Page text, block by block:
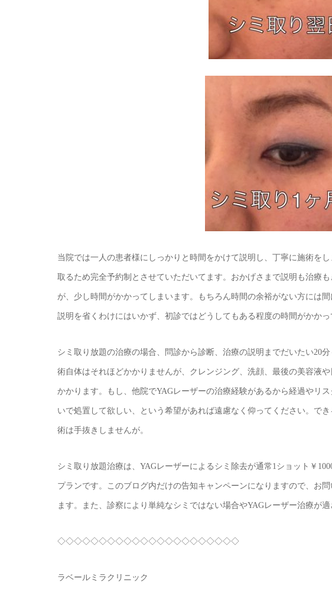
当院では一人の患者様にしっかりと時間をかけて説明し、丁寧に施術を
取るため完全予約制とさせていただいてます。おかげさまで説明も治療
が、少し時間がかかってしまいます。もちろん時間の余裕がない方には
説明を省くわけにはいかず、初診ではどうしてもある程度の時間がかかっ
シミ取り放題の治療の場合、問診から診断、治療の説明までだいたい20
術自体はそれほどかかりませんが、クレンジング、洗顔、最後の美容液
かかります。もし、他院でYAGレーザーの治療経験があるから経過やリ
いで処置して欲しい、という希望があれば遠慮なく仰ってください。で
術は手抜きしませんが。
シミ取り放題治療は、YAGレーザーによるシミ除去が通常1ショット￥
プランです。このブログ内だけの告知キャンペーンになりますので、お
ます。また、診察により単純なシミではない場合やYAGレーザー治療が
◇◇◇◇◇◇◇◇◇◇◇◇◇◇◇◇◇◇◇◇◇◇
ラベールミラクリニック